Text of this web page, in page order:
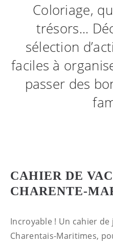
Coloriage,
trésors...
sélection
faciles à
passer des
CAHIER DE
CHARENTE-
Incroyable ! Un cahier de
Charentais-Maritimes,